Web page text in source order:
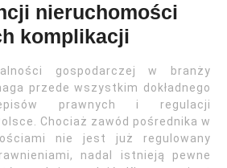
nieruchomości
komplikacji
gospodarczej w branży
przede wszystkim dokładnego
prawnych i regulacji
Chociaż zawód pośrednika w
nie jest już regulowany
nadal istnieją pewne